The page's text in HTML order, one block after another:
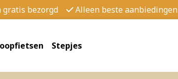
gratis bezorgd Alleen beste aanbiedingen
Stepjes